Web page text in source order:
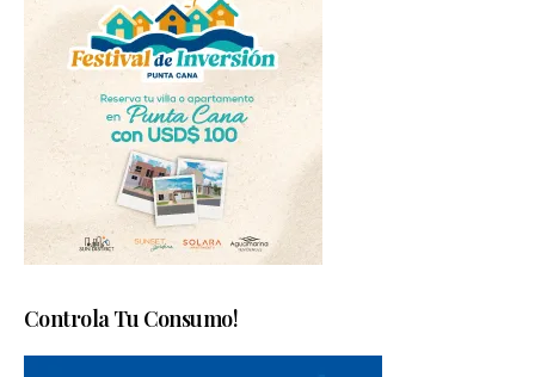
Controla Tu Consumo!